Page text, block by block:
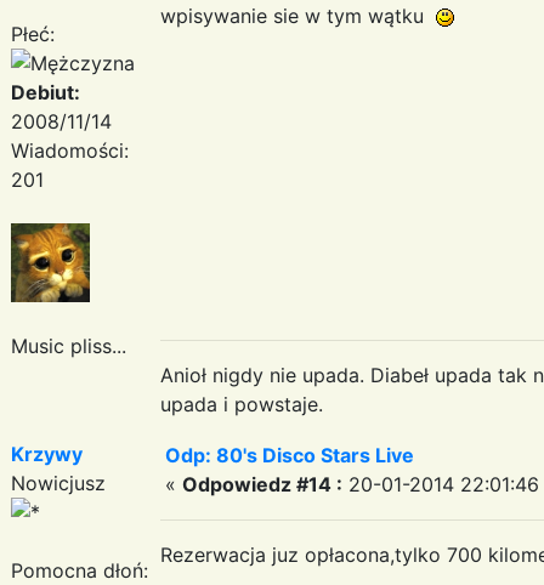
Płeć:
Debiut:
2008/11/14
Wiadomości:
201
Music pliss...
wpisywanie sie w tym wątku
Anioł nigdy nie upada. Diabeł upada
upada i powstaje.
Krzywy
Nowicjusz
Pomocna dłoń:
Odp: 80's Disco Stars Live
« Odpowiedz #14 : 20-01-2014 22:01:46
Rezerwacja juz opłacona,tylko 700